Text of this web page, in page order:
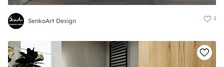
SenkoArt Design 2